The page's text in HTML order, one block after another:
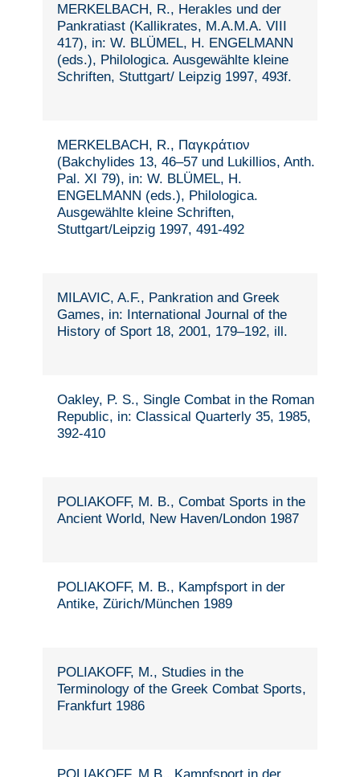
MERKELBACH, R., Herakles und der
Pankratiast (Kallikrates, M.A.M.A. VIII
417), in: W. BLÜMEL, H. ENGELMANN
(eds.), Philologica. Ausgewählte kleine
Schriften, Stuttgart/ Leipzig 1997, 493f.
MERKELBACH, R., Παγκράτιον
(Bakchylides 13, 46–57 und Lukillios, Anth.
Pal. XI 79), in: W. BLÜMEL, H.
ENGELMANN (eds.), Philologica.
Ausgewählte kleine Schriften,
Stuttgart/Leipzig 1997, 491-492
MILAVIC, A.F., Pankration and Greek
Games, in: International Journal of the
History of Sport 18, 2001, 179–192, ill.
Oakley, P. S., Single Combat in the Roman
Republic, in: Classical Quarterly 35, 1985,
392-410
POLIAKOFF, M. B., Combat Sports in the
Ancient World, New Haven/London 1987
POLIAKOFF, M. B., Kampfsport in der
Antike, Zürich/München 1989
POLIAKOFF, M., Studies in the
Terminology of the Greek Combat Sports,
Frankfurt 1986
POLIAKOFF, M.B., Kampfsport in der